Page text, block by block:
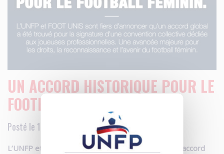
UN ACCORD HISTORIQUE POUR LE
FOOTBALL FÉMININ
Posté le 18.05.2026 à 13h34
L’UNFP et FOOT UNIS sont fiers d’annoncer qu’un accord